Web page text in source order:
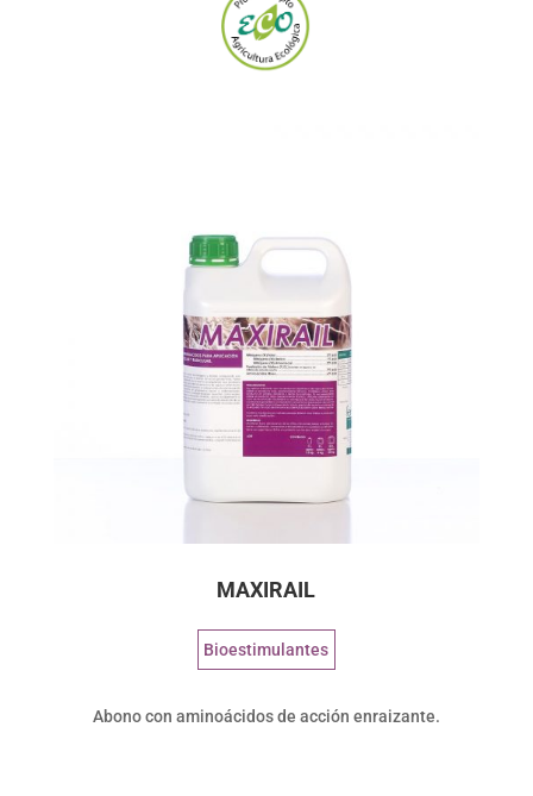
MAXIRAIL
Bioestimulantes
Abono con aminoácidos de acción enraizante.